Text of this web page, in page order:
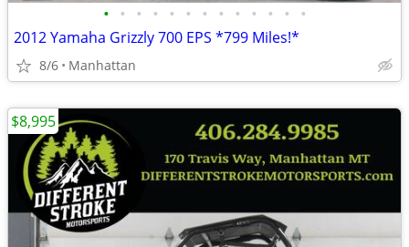
• • • • • • • • • • • • •
2012 Yamaha Grizzly 700 EPS *799 Miles!*
8/6 Manhattan
$8,995